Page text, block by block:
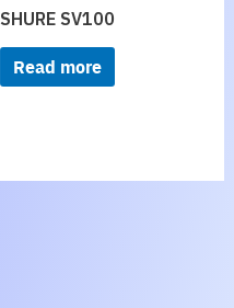
SHURE SV100
Read more